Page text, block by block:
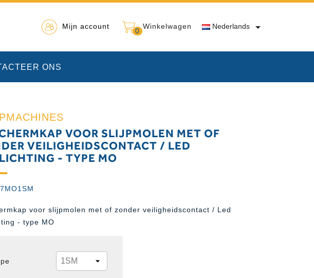
ONS
Mijn account
0
Winkelwagen Nederlands 
VOOR SLIJPMOLEN MET OF
VEILIGHEIDSCONTACT / LED
- TYPE MO
7MO1SM
voor slijpmolen met of zonder veiligheidscontact / Led
- type MO